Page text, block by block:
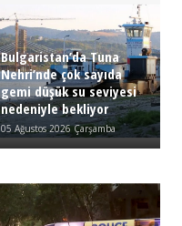
Bulgaristan’da Tuna
Nehri’nde çok sayıda
gemi düşük su seviyesi
nedeniyle bekliyor
05 Ağustos 2026 Çarşamba